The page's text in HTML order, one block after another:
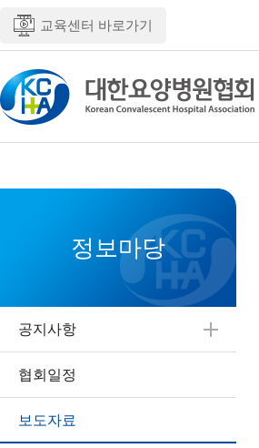
교육센터 바로가기
정보마당
공지사항
협회일정
보도자료